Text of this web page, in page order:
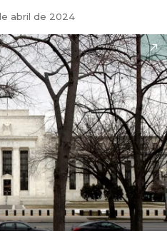
abril de 2024